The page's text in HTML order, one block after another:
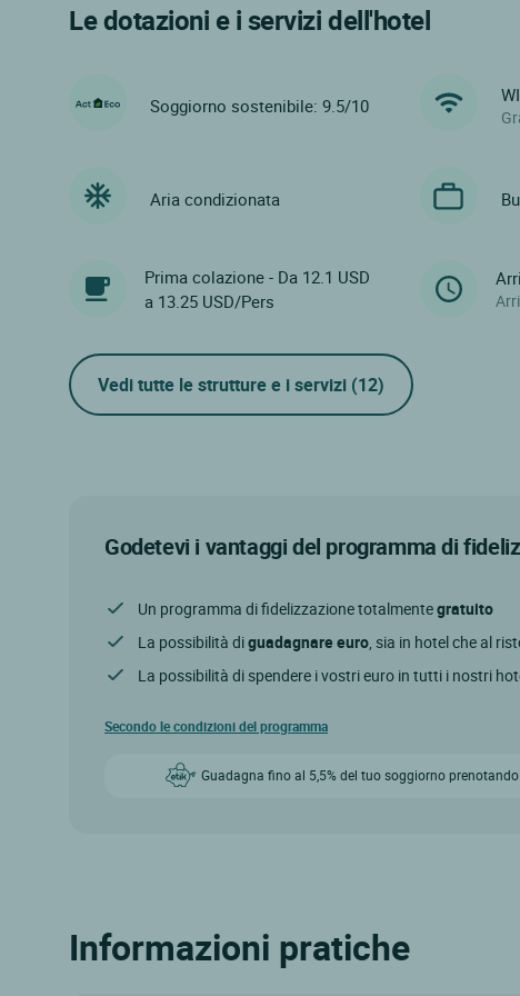
Le dotazioni e i servizi dell'hotel
Soggiorno sostenibile: 9.5/10
Aria condizionata
Prima colazione - Da 12.1 USD
a 13.25 USD/Pers
Vedi tutte le strutture e i servizi (12)
Godetevi i vantaggi del programma di
Un programma di fidelizzazione totalmentegratuito
La possibilità diguadagnare euro, sia in hotel che al
La possibilità di spendere i vostri euro in tutti i nostri
Secondo le condizioni del programma
Guadagna fino al 5,5% del tuo soggiorno
Informazioni pratiche